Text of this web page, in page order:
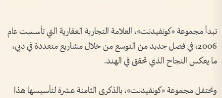
تبدأ مجموعة «كونفيدنت»، العلامة التجارية العقارية التي تأسست عام
2006، في فصل جديد من التوسع من خلال مشاريع متعددة في دبي،
ما يعكس النجاح الذي تحقق في الهند.
وتحتفل مجموعة «كونفيدنت»، بالذكرى الثامنة عشرة لتأسيسها هذا